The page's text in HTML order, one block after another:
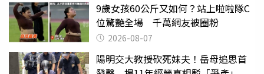
9歲女孩60公斤又如何？站上啦啦隊C
位驚艷全場 千萬網友被圈粉
2026-08-07
陽明交大教授砍死妹夫！岳母追思首